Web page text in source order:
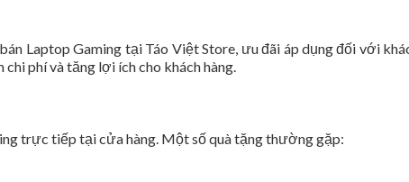
Laptop Gaming tại Táo Việt Store, ưu đãi áp dụng đối với
phí và tăng lợi ích cho khách hàng.
trực tiếp tại cửa hàng. Một số quà tặng thường gặp: